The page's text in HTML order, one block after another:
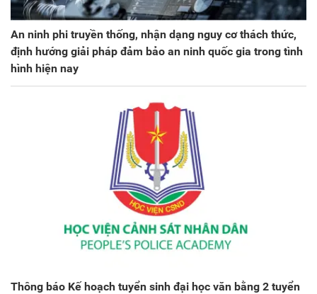
An ninh phi truyền thống, nhận dạng nguy cơ thách thức,
định hướng giải pháp đảm bảo an ninh quốc gia trong tình
hình hiện nay
Thông báo Kế hoạch tuyển sinh đại học văn bằng 2 tuyển